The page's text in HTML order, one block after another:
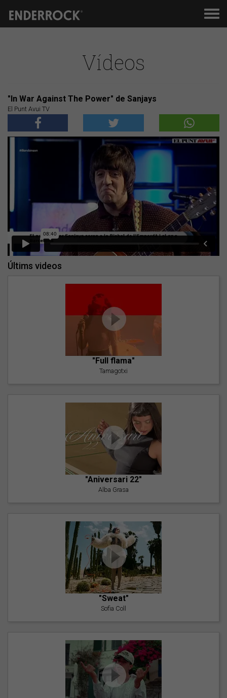
Vídeos
"In War Against The Power" de Sanjays
El Punt Avui TV
Últims videos
"Full flama"
Tamagotxi
"Aniversari 22"
Alba Grasa
"Sweat"
Sofia Coll